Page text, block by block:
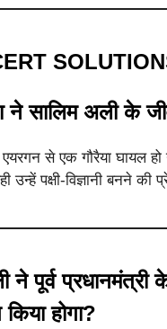
ने सालिम अली के
से एक गौरैया
उन्हें पक्षी-विज्ञानी बनने की
ने पूर्व
होगा?